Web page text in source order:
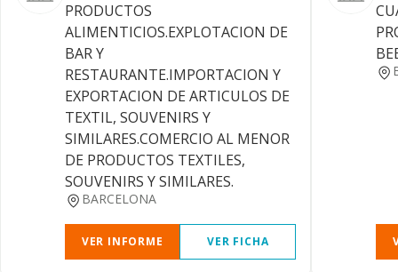
PRODUCTOS
ALIMENTICIOS.EXPLOTACION DE
BAR Y
RESTAURANTE.IMPORTACION Y
EXPORTACION DE ARTICULOS DE
TEXTIL, SOUVENIRS Y
SIMILARES.COMERCIO AL MENOR
DE PRODUCTOS TEXTILES,
SOUVENIRS Y SIMILARES.
BARCELONA
VER INFORME VER FICHA